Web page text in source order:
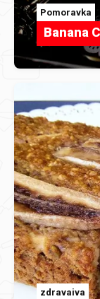
Pomoravka
Banana
zdravaiva